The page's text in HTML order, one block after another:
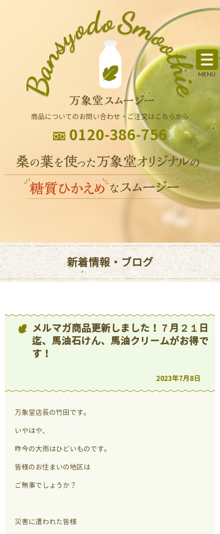
商品についてのお問い合わせ・ご注文はこちらから
0120-386-756
新着情報・ブログ
メルマガ商品更新しました！７月２１日
迄、馬油石けん、馬油クリームがお得で
す！
2023年7月8日
万象堂店長の竹田です。
いやはや、
昨今の大雨はひどいものです。
皆様のお住まいの地区は
ご無事でしょうか？
災害に遭われた皆様